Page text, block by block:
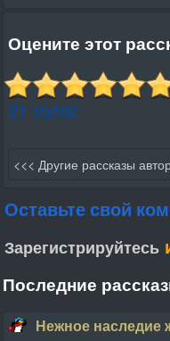
Оцените этот
21 голос
<<< Другие рассказы
Оставьте свой
Зарегистрируйтесь
Последние
Нежное наследие